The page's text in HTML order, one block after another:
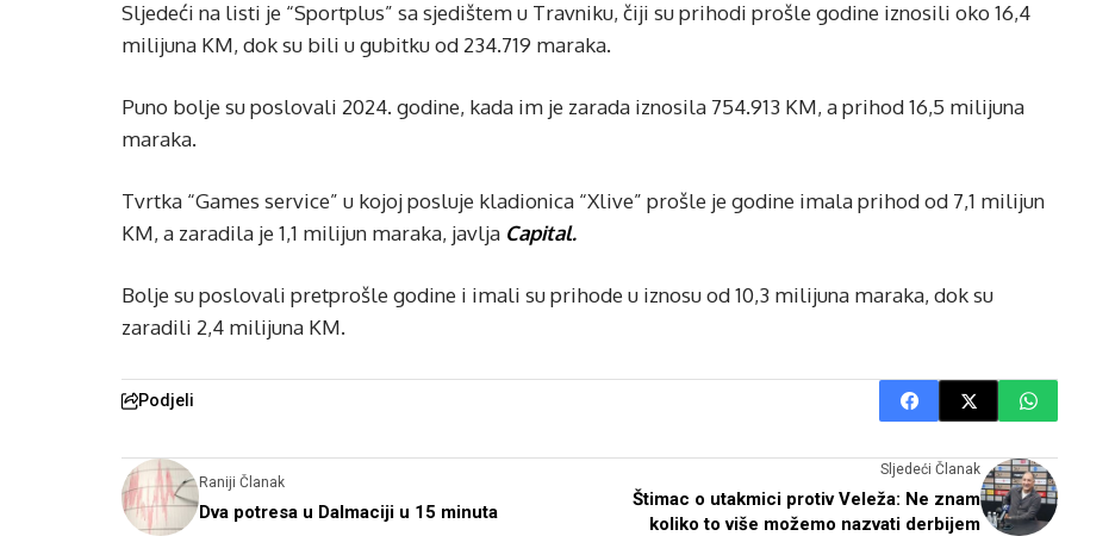
Sljedeći na listi je “Sportplus” sa sjedištem u Travniku, čiji su prihodi prošle godine iznosili oko 16,4
milijuna KM, dok su bili u gubitku od 234.719 maraka.
Puno bolje su poslovali 2024. godine, kada im je zarada iznosila 754.913 KM, a prihod 16,5 milijuna
maraka.
Tvrtka “Games service” u kojoj posluje kladionica “Xlive” prošle je godine imala prihod od 7,1 milijun
KM, a zaradila je 1,1 milijun maraka, javlja Capital.
Bolje su poslovali pretprošle godine i imali su prihode u iznosu od 10,3 milijuna maraka, dok su
zaradili 2,4 milijuna KM.
Podjeli
Raniji Članak
Dva potresa u Dalmaciji u 15 minuta
Sljedeći Članak
Štimac o utakmici protiv Veleža: Ne znam
koliko to više možemo nazvati derbijem